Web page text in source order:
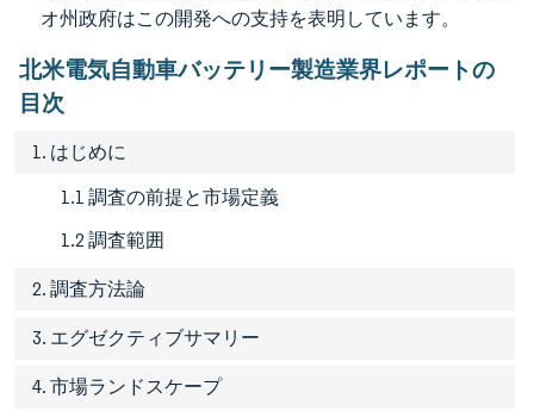
オ州政府はこの開発への支持を表明しています。
北米電気自動車バッテリー製造業界レポートの
目次
1. はじめに
1.1 調査の前提と市場定義
1.2 調査範囲
2. 調査方法論
3. エグゼクティブサマリー
4. 市場ランドスケープ